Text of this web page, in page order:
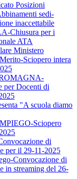
Posizioni
sedi-
inaccettabile
Chiusura per i
ATA
Ministero
Sciopero intera
per Docenti di
"A scuola diamo
Sciopero
di
per il 29-11-2025
Convocazione di
in streaming del 26-